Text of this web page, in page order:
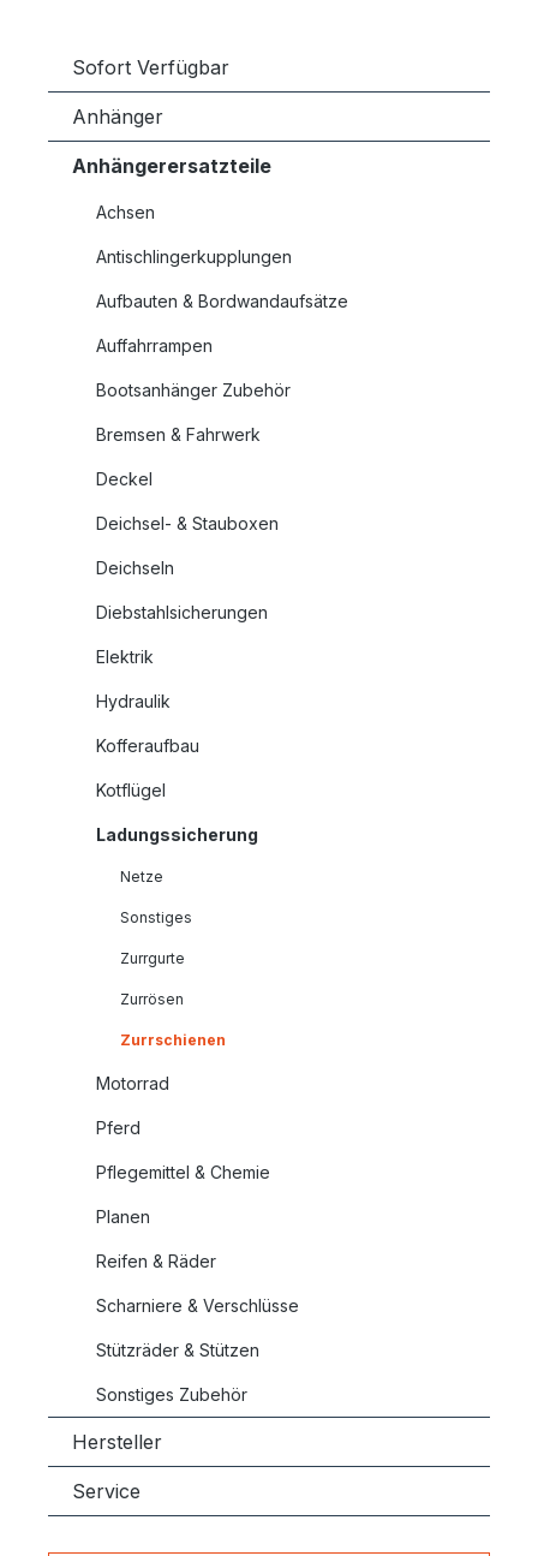
Sofort Verfügbar
Anhänger
Anhängerersatzteile
Achsen
Antischlingerkupplungen
Aufbauten & Bordwandaufsätze
Auffahrrampen
Bootsanhänger Zubehör
Bremsen & Fahrwerk
Deckel
Deichsel- & Stauboxen
Deichseln
Diebstahlsicherungen
Elektrik
Hydraulik
Kofferaufbau
Kotflügel
Ladungssicherung
Netze
Sonstiges
Zurrgurte
Zurrösen
Zurrschienen
Motorrad
Pferd
Pflegemittel & Chemie
Planen
Reifen & Räder
Scharniere & Verschlüsse
Stützräder & Stützen
Sonstiges Zubehör
Hersteller
Service